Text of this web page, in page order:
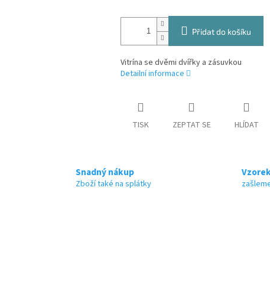
Přidat do košíku
Vitrína se dvěmi dvířky a zásuvkou
Detailní informace
TISK ZEPTAT SE HLÍDAT
Snadný nákup
Zboží také na splátky